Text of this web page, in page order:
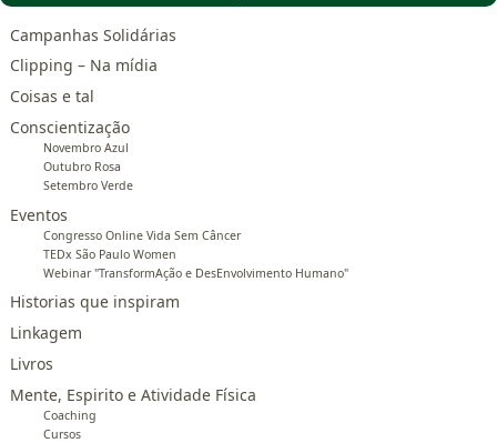
Campanhas Solidárias
Clipping – Na mídia
Coisas e tal
Conscientização
Novembro Azul
Outubro Rosa
Setembro Verde
Eventos
Congresso Online Vida Sem Câncer
TEDx São Paulo Women
Webinar "TransformAção e DesEnvolvimento Humano"
Historias que inspiram
Linkagem
Livros
Mente, Espirito e Atividade Física
Coaching
Cursos